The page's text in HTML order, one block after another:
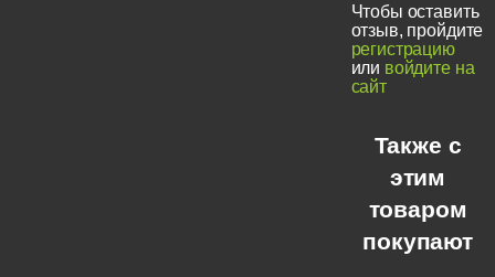
Чтобы оставить
отзыв, пройдите
регистрацию
или войдите на
сайт
Также с
этим
товаром
покупают